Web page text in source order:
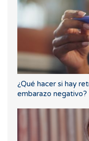
¿Qué hacer si hay
embarazo negativo?